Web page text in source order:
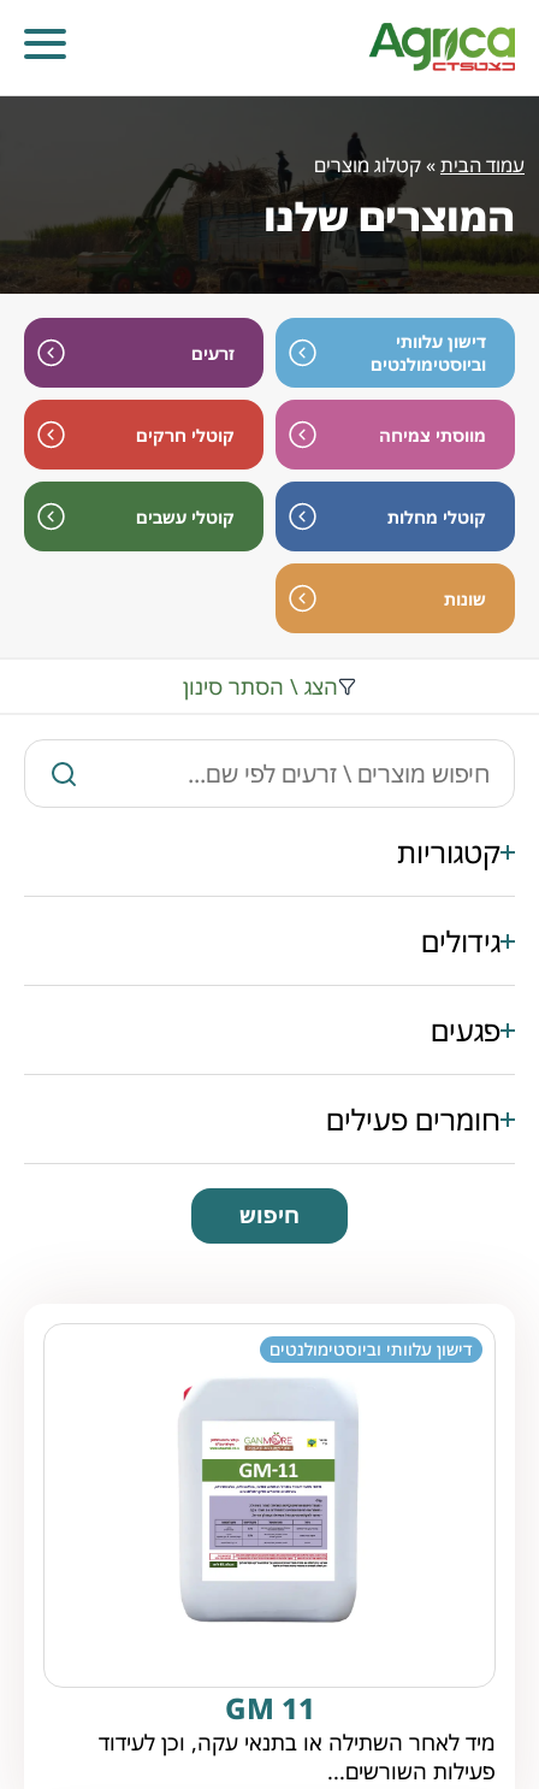
קוטלי עשבים
קוטלי מחלות
קוטלי חרקים
מווסתי צמיחה
דישון עלוותי וביוסטימולנטים
עמוד הבית»קטלוג מוצרים
המוצרים שלנו
דישון עלוותי
וביוסטימולנטים
זרעים
מווסתי צמיחה קוטלי חרקים
קוטלי מחלות קוטלי עשבים
שונות
הצג \ הסתר סינון
קטגוריות
גידולים
פגעים
חומרים פעילים
חיפוש
דישון עלוותי וביוסטימולנטים
GM 11
מיד לאחר השתילה או בתנאי עקה, וכן לעידוד
פעילות השורשים...